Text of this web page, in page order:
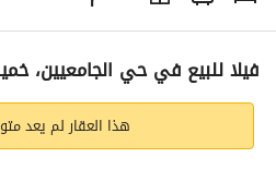
⃁
970,000
التفاصيل معلومات ترخيص
فيلا للبيع في حي الجامعيين،
هذا العقار لم يعد